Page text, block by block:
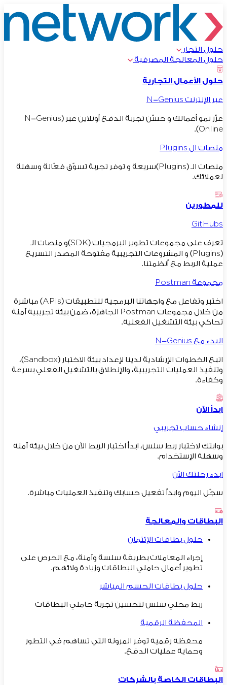
حلول التجار
حلول المعالجة المصرفية
حلول الأعمال التجارية
عبر الإنترنت N-Genius
عزّز نمو أعمالك و حسّن تجربة الدفع أونلاين عبر (N-Genius
Online).
منصات ال Plugins
منصات الـ (Plugins)سريعة و توفر تجربة تسوّق فعّالة وسهلة
لعملائك.
للمطورين
GitHubs
تعرف على مجموعات تطوير البرمجيات (SDK)و منصات الـ
(Plugins) و المشروعات التجريبية مفتوحة المصدر التسريع
عملية الربط مع أنظمتنا.
مجموعة Postman
اختبر وتفاعل مع واجهاتنا البرمجية للتطبيقات (APIs) مباشرة
من خلال مجموعات Postman الجاهزة، ضمن بيئة تجريبية آمنة
تحاكي بيئة التشغيل الفعلية.
البدء مع N-Genius
اتبع الخطوات الإرشادية لدينا لإعداد بيئة الاختبار (Sandbox)،
وتنفيذ العمليات التجريبية، والإنطلاق بالتشغيل الفعلي بسرعة
وكفاءة.
ابدأ الآن
إنشاء حساب تجريبي
بوابتك لاختبار ربط سلس، ابدأ اختبار الربط الآن من خلال بيئة آمنة
وسهلة الإستخدام.
ابدء رحلتك الآن
سجّل اليوم وابدأ تفعيل حسابك وتنفيذ العمليات مباشرة.
البطاقات والمعالجة
حلول بطاقات الإئتمان
إجراء المعاملات بطريقة سلسة وآمنة، مع الحرص على
تطوير أعمال حاملي البطاقات وزيادة ولائهم.
حلول بطاقات الحسم المباشر
ربط محلي سلس لتحسين تجربة حاملي البطاقات
المحفظة الرقمية
محفظة رقمية توفر المرونة التي تساهم في التطور
وحماية عمليات الدفع.
البطاقات الخاصة بالشركات